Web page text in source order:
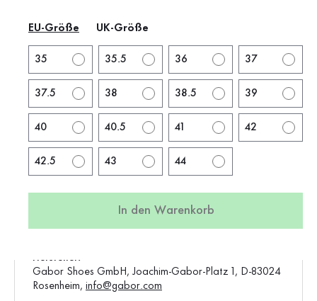
EU-Größe UK-Größe
35 35.5 36 37
37.5 38 38.5 39
40 40.5 41 42
42.5 43 44
In den Warenkorb
rollingsoft
Absatzform: flacher Absatz
Absatzhöhe: 1.5 cm
Farbe: beige
Artikel:0106.03.004
Produktion:Asien
Hersteller:
Gabor Shoes GmbH, Joachim-Gabor-Platz 1, D-83024
Rosenheim, info@gabor.com